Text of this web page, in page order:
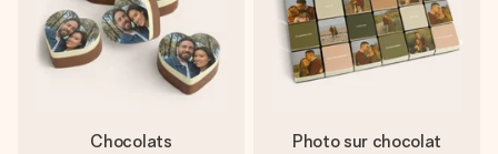
Chocolats Photo sur chocolat